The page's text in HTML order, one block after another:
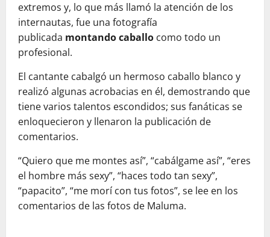
extremos y, lo que más llamó la atención de los
internautas, fue una fotografía
publicada montando caballo como todo un
profesional.
El cantante cabalgó un hermoso caballo blanco y
realizó algunas acrobacias en él, demostrando que
tiene varios talentos escondidos; sus fanáticas se
enloquecieron y llenaron la publicación de
comentarios.
“Quiero que me montes así”, “cabálgame así”, “eres
el hombre más sexy”, “haces todo tan sexy”,
“papacito”, “me morí con tus fotos”, se lee en los
comentarios de las fotos de Maluma.